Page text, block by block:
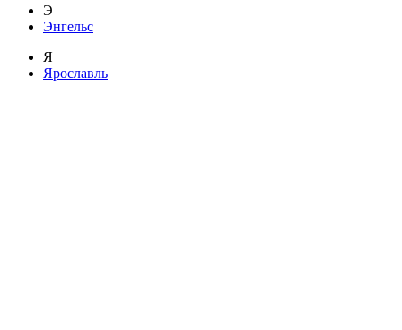
Э
Энгельс
Я
Ярославль